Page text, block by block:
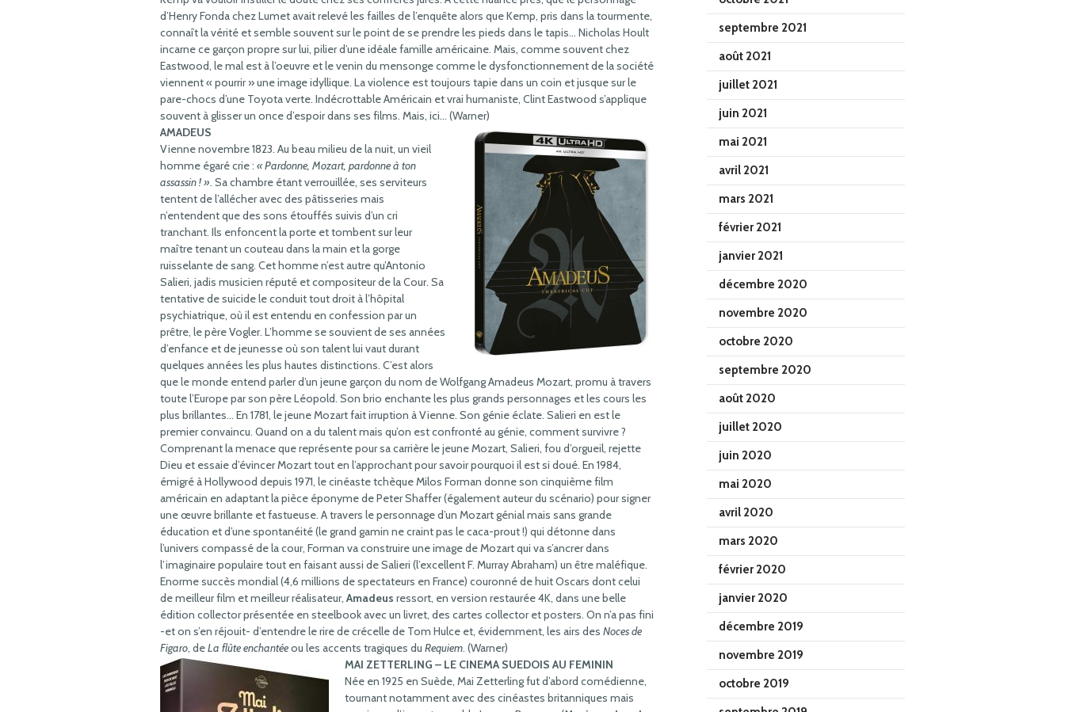
d’Henry Fonda chez Lumet avait relevé les failles de l’enquête alors que Kemp, pris dans la tourmente,
connaît la vérité et semble souvent sur le point de se prendre les pieds dans le tapis… Nicholas Hoult
incarne ce garçon propre sur lui, pilier d’une idéale famille américaine. Mais, comme souvent chez
Eastwood, le mal est à l’oeuvre et le venin du mensonge comme le dysfonctionnement de la société
viennent « pourrir » une image idyllique. La violence est toujours tapie dans un coin et jusque sur le
pare-chocs d’une Toyota verte. Indécrottable Américain et vrai humaniste, Clint Eastwood s’applique
souvent à glisser un once d’espoir dans ses films. Mais, ici… (Warner)
AMADEUS
Vienne novembre 1823. Au beau milieu de la nuit, un vieil
homme égaré crie : « Pardonne, Mozart, pardonne à ton
assassin ! ». Sa chambre étant verrouillée, ses serviteurs
tentent de l’allécher avec des pâtisseries mais
n’entendent que des sons étouffés suivis d’un cri
tranchant. Ils enfoncent la porte et tombent sur leur
maître tenant un couteau dans la main et la gorge
ruisselante de sang. Cet homme n’est autre qu’Antonio
Salieri, jadis musicien réputé et compositeur de la Cour. Sa
tentative de suicide le conduit tout droit à l’hôpital
psychiatrique, où il est entendu en confession par un
prêtre, le père Vogler. L’homme se souvient de ses années
d’enfance et de jeunesse où son talent lui vaut durant
quelques années les plus hautes distinctions. C’est alors
que le monde entend parler d’un jeune garçon du nom de Wolfgang Amadeus Mozart, promu à travers
toute l’Europe par son père Léopold. Son brio enchante les plus grands personnages et les cours les
plus brillantes… En 1781, le jeune Mozart fait irruption à Vienne. Son génie éclate. Salieri en est le
premier convaincu. Quand on a du talent mais qu’on est confronté au génie, comment survivre ?
Comprenant la menace que représente pour sa carrière le jeune Mozart, Salieri, fou d’orgueil, rejette
Dieu et essaie d’évincer Mozart tout en l’approchant pour savoir pourquoi il est si doué. En 1984,
émigré à Hollywood depuis 1971, le cinéaste tchèque Milos Forman donne son cinquième film
américain en adaptant la pièce éponyme de Peter Shaffer (également auteur du scénario) pour signer
une œuvre brillante et fastueuse. A travers le personnage d’un Mozart génial mais sans grande
éducation et d’une spontanéité (le grand gamin ne craint pas le caca-prout !) qui détonne dans
l’univers compassé de la cour, Forman va construire une image de Mozart qui va s’ancrer dans
l’imaginaire populaire tout en faisant aussi de Salieri (l’excellent F. Murray Abraham) un être maléfique.
Enorme succès mondial (4,6 millions de spectateurs en France) couronné de huit Oscars dont celui
de meilleur film et meilleur réalisateur, Amadeus ressort, en version restaurée 4K, dans une belle
édition collector présentée en steelbook avec un livret, des cartes collector et posters. On n’a pas fini
-et on s’en réjouit- d’entendre le rire de crécelle de Tom Hulce et, évidemment, les airs des Noces de
Figaro, deLa flûte enchantéeou les accents tragiques du Requiem. (Warner)
MAI ZETTERLING – LE CINEMA SUEDOIS AU FEMININ
Née en 1925 en Suède, Mai Zetterling fut d’abord comédienne,
tournant notamment avec des cinéastes britanniques mais
septembre 2021
août 2021
juillet 2021
juin 2021
mai 2021
avril 2021
mars 2021
février 2021
janvier 2021
décembre 2020
novembre 2020
octobre 2020
septembre 2020
août 2020
juillet 2020
juin 2020
mai 2020
avril 2020
mars 2020
février 2020
janvier 2020
décembre 2019
novembre 2019
octobre 2019